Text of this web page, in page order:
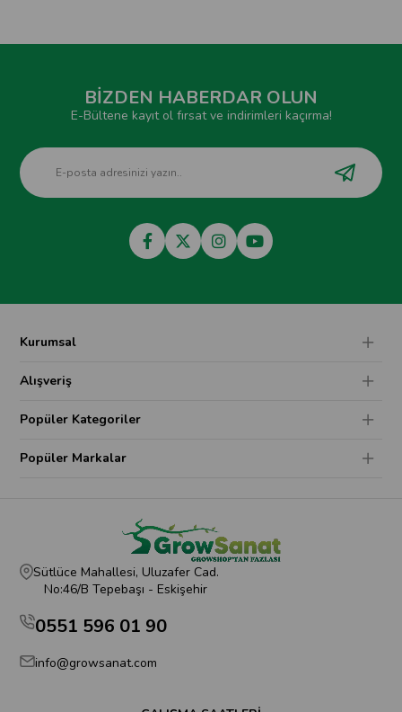
BİZDEN HABERDAR OLUN
E-Bültene kayıt ol fırsat ve indirimleri kaçırma!
Kurumsal
Alışveriş
Popüler Kategoriler
Popüler Markalar
Sütlüce Mahallesi, Uluzafer Cad.
No:46/B Tepebaşı - Eskişehir
0551 596 01 90
info@growsanat.com